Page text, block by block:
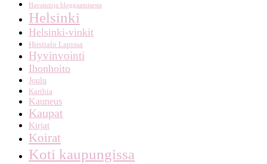
Havaintoja bloggaamisesta
Helsinki
Helsinki-vinkit
Hirsitalo Lapissa
Hyvinvointi
Ihonhoito
Joulu
Karibia
Kauneus
Kaupat
Kirjat
Koirat
Koti kaupungissa